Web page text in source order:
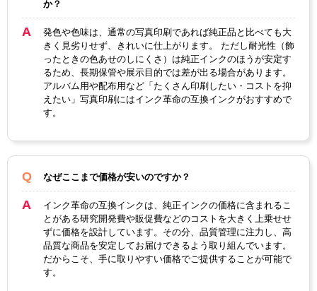
顔料・
染料
ICチッ
プ
あり
製品タ
イプ
互換インク
か？
発色や色味は、通常の写真印刷であれば純正品と比べても大
きく見劣りせず、きれいに仕上がります。 ただし耐光性（飾
ったときの色あせのしにくさ）は純正インクのほうが安定す
るため、長期保管や展示目的では差が出る場合があります。
アルバム用や配布用など「たくさん印刷したい・コストを抑
えたい」写真印刷にはインク革命の互換インクがおすすめで
す。
なぜここまで価格が安いのですか？
インク革命の互換インクは、純正インクの価格に含まれるこ
とがある研究開発費や販促費などのコストを大きく上乗せせ
ずに価格を設計しています。その分、品質管理に注力し、高
品質な商品を安定してお届けできるよう取り組んでいます。
だからこそ、手に取りやすい価格でご提供することが可能で
す。